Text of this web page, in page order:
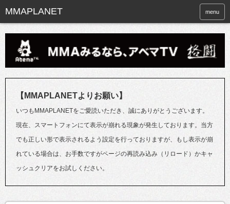
menu
【MMAPLANETよりお願い】
いつもMMAPLANETをご愛読いただき、誠にありがとうございます。
現在、スマートフォンにて表示が崩れる現象が発生しております。当方
でも正しい形で表示されるよう設定を行っておりますが、もし表示が崩
れている場合は、お手数ですがページの再読み込み（リロード）かキャ
ッシュクリアをお試しください。